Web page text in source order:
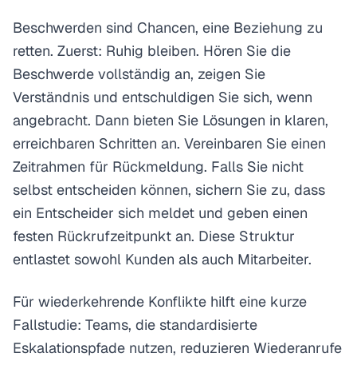
Beschwerden sind Chancen, eine Beziehung zu
retten. Zuerst: Ruhig bleiben. Hören Sie die
Beschwerde vollständig an, zeigen Sie
Verständnis und entschuldigen Sie sich, wenn
angebracht. Dann bieten Sie Lösungen in klaren,
erreichbaren Schritten an. Vereinbaren Sie einen
Zeitrahmen für Rückmeldung. Falls Sie nicht
selbst entscheiden können, sichern Sie zu, dass
ein Entscheider sich meldet und geben einen
festen Rückrufzeitpunkt an. Diese Struktur
entlastet sowohl Kunden als auch Mitarbeiter.
Für wiederkehrende Konflikte hilft eine kurze
Fallstudie: Teams, die standardisierte
Eskalationspfade nutzen, reduzieren Wiederanrufe